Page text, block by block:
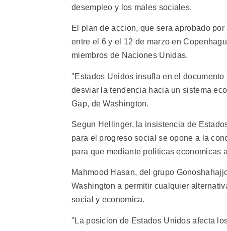
desempleo y los males sociales.
El plan de accion, que sera aprobado
entre el 6 y el 12 de marzo en
miembros de Naciones Unidas.
"Estados Unidos insufla en el
desviar la tendencia hacia un sistema
Gap, de Washington.
Segun Hellinger, la insistencia de
para el progreso social se opone a la
para que mediante politicas economicas
Mahmood Hasan, del grupo
Washington a permitir cualquier
social y economica.
"La posicion de Estados Unidos afecta